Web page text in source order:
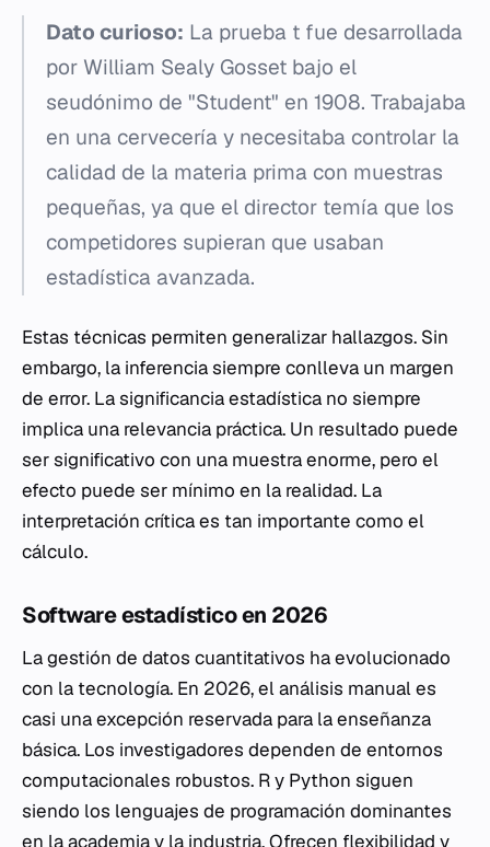
Dato curioso: La prueba t fue desarrollada
por William Sealy Gosset bajo el
seudónimo de "Student" en 1908. Trabajaba
en una cervecería y necesitaba controlar la
calidad de la materia prima con muestras
pequeñas, ya que el director temía que los
competidores supieran que usaban
estadística avanzada.
Estas técnicas permiten generalizar hallazgos. Sin
embargo, la inferencia siempre conlleva un margen
de error. La significancia estadística no siempre
implica una relevancia práctica. Un resultado puede
ser significativo con una muestra enorme, pero el
efecto puede ser mínimo en la realidad. La
interpretación crítica es tan importante como el
cálculo.
Software estadístico en 2026
La gestión de datos cuantitativos ha evolucionado
con la tecnología. En 2026, el análisis manual es
casi una excepción reservada para la enseñanza
básica. Los investigadores dependen de entornos
computacionales robustos. R y Python siguen
siendo los lenguajes de programación dominantes
en la academia y la industria. Ofrecen flexibilidad y